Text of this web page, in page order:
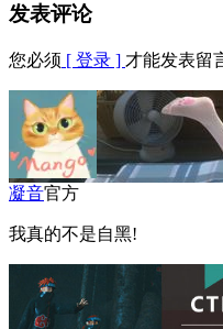
发表评论
您必须 [ 登录 ] 才能发表留
凝音官方
我真的不是自黑!